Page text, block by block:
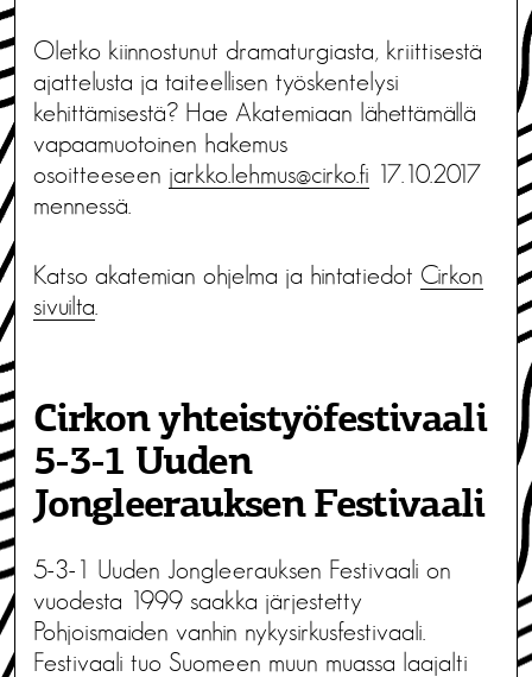
Oletko kiinnostunut dramaturgiasta, kriittisestä
ajattelusta ja taiteellisen työskentelysi
kehittämisestä? Hae Akatemiaan lähettämällä
vapaamuotoinen hakemus
osoitteeseen jarkko.lehmus@cirko.fi 17.10.2017
mennessä.
Katso akatemian ohjelma ja hintatiedot Cirkon
sivuilta
Cirkon yhteistyöfestivaali
5-3-1 Uuden
Jongleerauksen Festivaali
5-3-1 Uuden Jongleerauksen Festivaali on
vuodesta 1999 saakka järjestetty
Pohjoismaiden vanhin nykysirkusfestivaali.
Festivaali tuo Suomeen muun muassa laajalti